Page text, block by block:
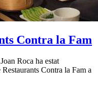
Contra la Fam
Roca ha estat
Contra la Fam a